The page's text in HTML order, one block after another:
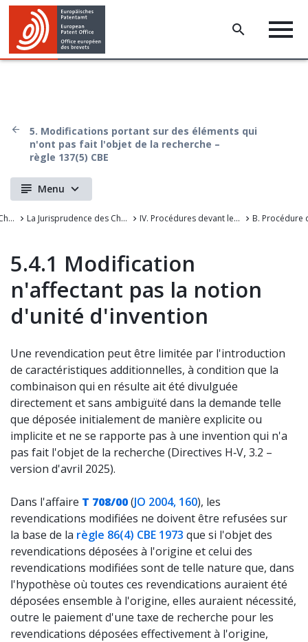
5. Modifications portant sur des éléments qui
n'ont pas fait l'objet de la recherche –
règle 137(5) CBE
Menu
La Jurisprudence des Chambers de recours de l'OEB La Jurisprudence des Chambres de recours de l'Office européen des brevets IV. Procédures devant les instances du premier degré B. Procédure
5.4.1 Modification
n'affectant pas la notion
d'unité d'invention
Une revendication peut être limitée par l'introduction
de caractéristiques additionnelles, à condition que la
combinaison qui en résulte ait été divulguée
directement et sans ambiguïté dans la demande telle
que déposée initialement de manière explicite ou
implicite et ne se rapporte pas à une invention qui n'a
pas fait l'objet de la recherche (Directives H‑V, 3.2 –
version d'avril 2025).
Dans l'affaire T 708/00(JO 2004, 160), les
revendications modifiées ne doivent être refusées sur
la base de la règle 86(4) CBE 1973 que si l'objet des
revendications déposées à l'origine et celui des
revendications modifiées sont de telle nature que, dans
l'hypothèse où toutes ces revendications auraient été
déposées ensemble à l'origine, elles auraient nécessité,
outre le paiement d'une taxe de recherche pour les
revendications déposées effectivement à l'origine,